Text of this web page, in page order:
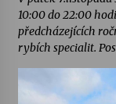
10:00 do 22:00
předcházejících
rybích specialit.